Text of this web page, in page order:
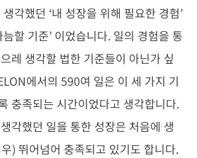
각했던 ‘내 성장을 위해 필요한 경험’
할 기준’ 이었습니다. 일의 경험을 통
레 생각할 법한 기준들이 아닌가 싶
에서의 590여 일은 이 세 가지 기
충족되는 시간이었다고 생각합니다.
각했던 일을 통한 성장은 처음에 생
) 뛰어넘어 충족되고 있기도 합니다.